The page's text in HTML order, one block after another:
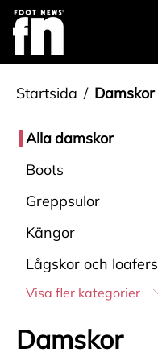
Startsida Damskor
Alladamskor
Boots
Greppsulor
Kängor
Lågskor och loafers
Visa fler kategorier
Damskor